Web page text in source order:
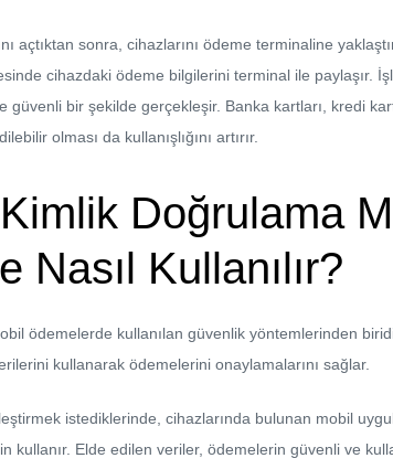
açtıktan sonra, cihazlarını ödeme terminaline
cihazdaki ödeme bilgilerini terminal ile paylaşır.
güvenli bir şekilde gerçekleşir. Banka kartları, kredi
olması da kullanışlığını artırır.
Doğrulama
Nasıl Kullanılır?
ödemelerde kullanılan güvenlik yöntemlerinden
kullanarak ödemelerini onaylamalarını sağlar.
istediklerinde, cihazlarında bulunan mobil
kullanır. Elde edilen veriler, ödemelerin güvenli ve